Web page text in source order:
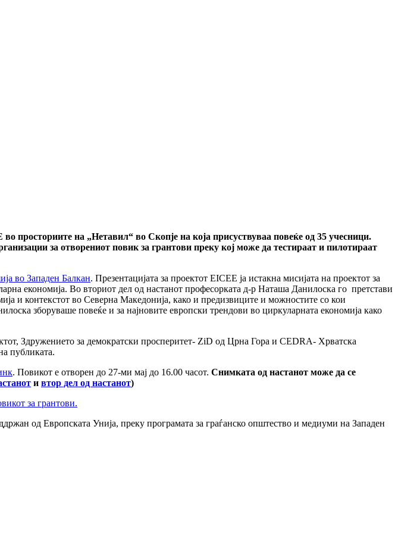
на „Нетавил“ во Скопје на која присуствуваа повеќе од 35 учесници.
за отворениот повик за грантови преку кој може да тестираат и пилотираат
во Западен Балкан. Презентацијата за проектот EICEE ја истакна мисијата на проектот за
економија. Во вториот дел од настанот професорката д-р Наташа Данилоска го претстави
и контекстот во Северна Македонија, како и предизвиците и можностите со кои
зборуваше повеќе и за најновите европски трендови во циркуларната економија како
Здружението за демократски просперитет- ZiD од Црна Гора и CEDRA- Хрватска
публиката.
. Повикот е отворен до 27-ми мај до 16.00 часот. Снимката од настанот може да се
и втор дел од настанот)
за грантови.
од Европската Унија, преку програмата за граѓанско општество и медиуми на Западен